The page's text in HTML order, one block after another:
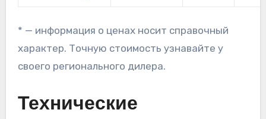
* — информация о ценах носит справочный
характер. Точную стоимость узнавайте у
своего регионального дилера.
Технические